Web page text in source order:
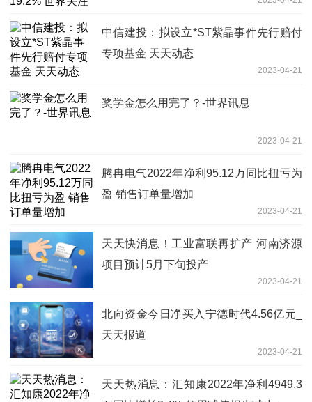
中信建投：拟设立*ST紫晶事件先行赔付
专项基金 天天动态
2023-04-21
奖学金怎么用完了？-世界讯息
2023-04-21
腾冉电气2022年净利95.12万同比扭亏为
盈 销售订单量增加
2023-04-21
天天快消息！工业富联再扩产 河南济源
项目预计5月下旬投产
2023-04-21
北向资金今日净买入宁德时代4.56亿元_
天天报道
2023-04-21
天天热消息：汇知康2022年净利4949.3